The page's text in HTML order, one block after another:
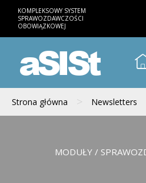
KOMPLEKSOWY SYSTEM
SPRAWOZDAWCZOŚCI
OBOWIĄZKOWEJ
aSISt
Strona główna > Newsletters
MODUŁY /